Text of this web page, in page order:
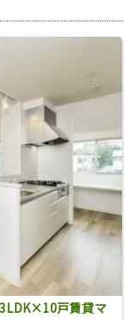
戸賃貸マ